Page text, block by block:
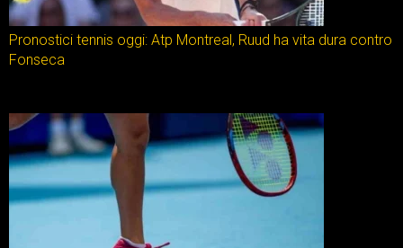
Pronostici tennis oggi: Atp Montreal, Ruud ha vita dura contro
Fonseca